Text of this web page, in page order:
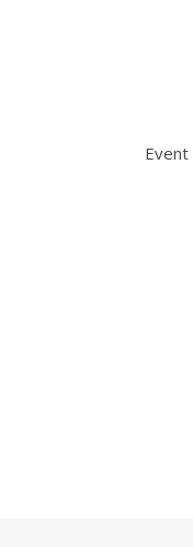
Event